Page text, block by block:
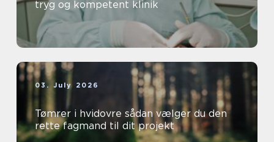
tryg og kompetent klinik
03. July 2026
Tømrer i hvidovre sådan vælger du den
rette fagmand til dit projekt